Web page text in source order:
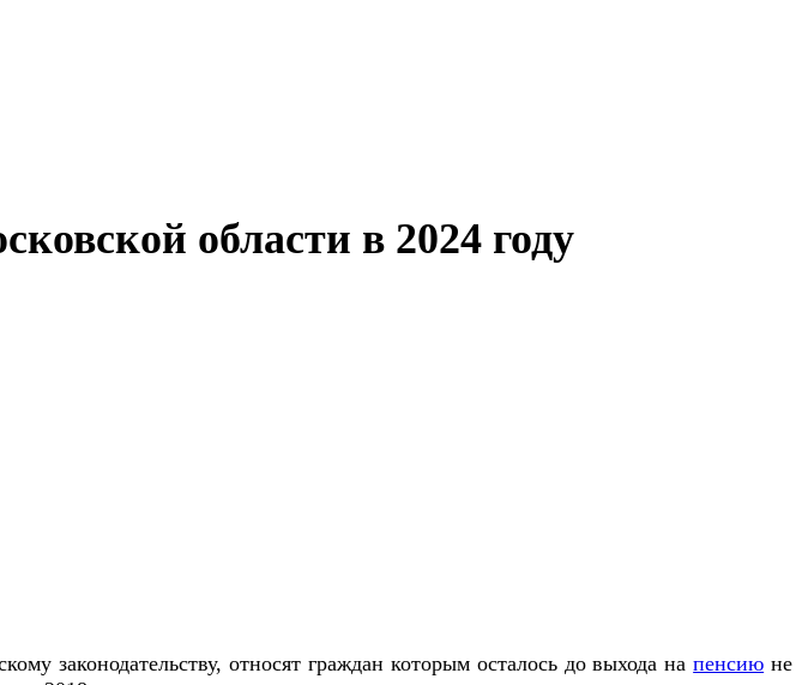
области в 2024 году
законодательству, относят граждан которым осталось до выхода напенсию не